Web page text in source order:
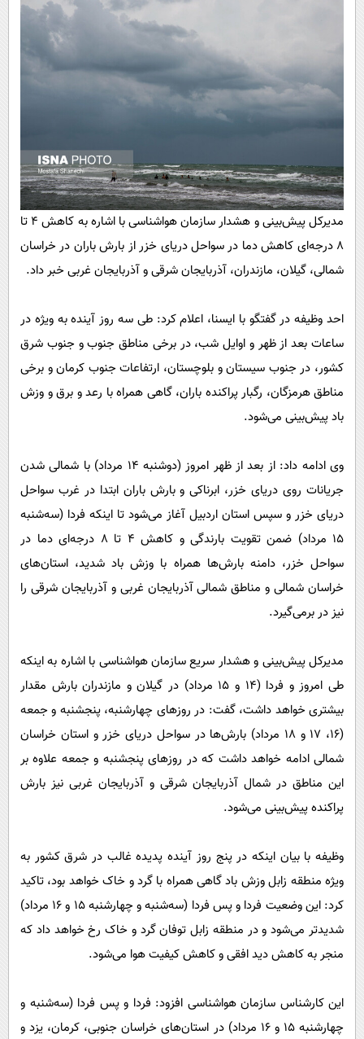
فناوری
حوادث
فرهنگی
بین الملل
اجتماعی
حیات وحش
پیامک
روانشناسی
دانلود
مدیرکل پیش‌بینی و هشدار سازمان هواشناسی با اشاره به کاهش ۴ تا
۸ درجه‌ای کاهش دما در سواحل دریای خزر از بارش باران در خراسان
شمالی، گیلان، مازندران، آذربایجان شرقی و آذربایجان غربی خبر داد.
احد وظیفه در گفتگو با ایسنا، اعلام کرد: طی سه روز آینده به ویژه در
ساعات بعد از ظهر و اوایل شب، در برخی مناطق جنوب و جنوب شرق
کشور، در جنوب سیستان و بلوچستان، ارتفاعات جنوب کرمان و برخی
مناطق هرمزگان، رگبار پراکنده باران، گاهی همراه با رعد و برق و وزش
باد پیش‌بینی می‌شود.
وی ادامه داد: از بعد از ظهر امروز (دوشنبه ۱۴ مرداد) با شمالی شدن
جریانات روی دریای خزر، ابرناکی و بارش باران ابتدا در غرب سواحل
دریای خزر و سپس استان اردبیل آغاز می‌شود تا اینکه فردا (سه‌شنبه
۱۵ مرداد) ضمن تقویت بارندگی و کاهش ۴ تا ۸ درجه‌ای دما در
سواحل خزر، دامنه بارش‌ها همراه با وزش باد شدید، استان‌های
خراسان شمالی و مناطق شمالی آذربایجان غربی و آذربایجان شرقی را
نیز در برمی‌گیرد.
مدیرکل پیش‌بینی و هشدار سریع سازمان هواشناسی با اشاره به اینکه
طی امروز و فردا (۱۴ و ۱۵ مرداد) در گیلان و مازندران بارش مقدار
بیشتری خواهد داشت، گفت: در روز‌های چهارشنبه، پنجشنبه و جمعه
(۱۶، ۱۷ و ۱۸ مرداد) بارش‌ها در سواحل دریای خزر و استان خراسان
شمالی ادامه خواهد داشت که در روز‌های پنجشنبه و جمعه علاوه بر
این مناطق در شمال آذربایجان شرقی و آذربایجان غربی نیز بارش
پراکنده پیش‌بینی می‌شود.
وظیفه با بیان اینکه در پنج روز آینده پدیده غالب در شرق کشور به
ویژه منطقه زابل وزش باد گاهی همراه با گرد و خاک خواهد بود، تاکید
کرد: این وضعیت فردا و پس فردا (سه‌شنبه و چهارشنبه ۱۵ و ۱۶ مرداد)
شدیدتر می‌شود و در منطقه زابل توفان گرد و خاک رخ خواهد داد که
منجر به کاهش دید افقی و کاهش کیفیت هوا می‌شود.
این کارشناس سازمان هواشناسی افزود: فردا و پس فردا (سه‌شنبه و
چهارشنبه ۱۵ و ۱۶ مرداد) در استان‌های خراسان جنوبی، کرمان، یزد و